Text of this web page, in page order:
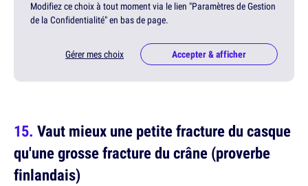
Modifiez ce choix à tout moment via le lien "Paramètres de Gestion
de la Confidentialité" en bas de page.
Gérer mes choix Accepter & afficher
Vaut mieux une petite fracture du casque
qu'une grosse fracture du crâne (proverbe
finlandais)